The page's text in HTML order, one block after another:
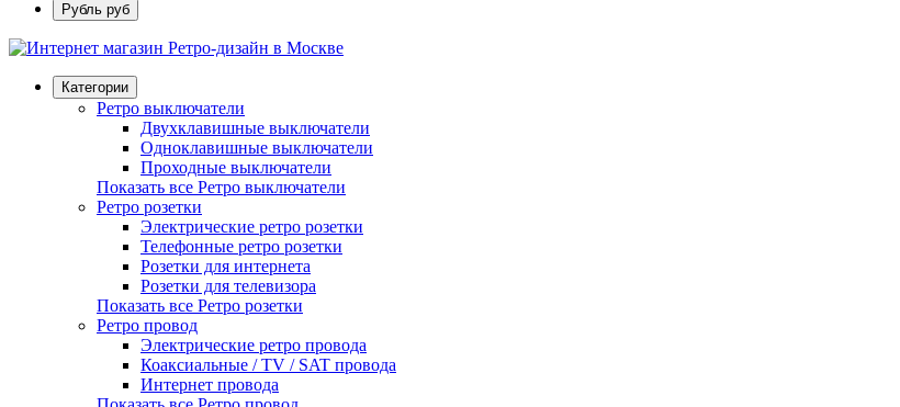
Рубль руб
Категории
Ретро выключатели
Двухклавишные выключатели
Одноклавишные выключатели
Проходные выключатели
Показать все Ретро выключатели
Ретро розетки
Электрические ретро розетки
Телефонные ретро розетки
Розетки для интернета
Розетки для телевизора
Показать все Ретро розетки
Ретро провод
Электрические ретро провода
Коаксиальные / TV / SAT провода
Интернет провода